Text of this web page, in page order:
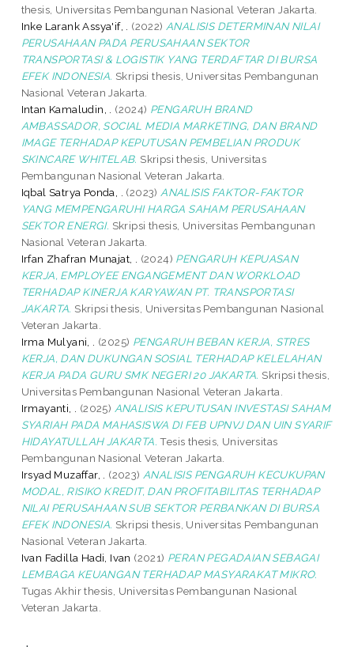
thesis, Universitas Pembangunan Nasional Veteran Jakarta.
Inke Larank Assya'if, .
(2022) ANALISIS DETERMINAN NILAI
PERUSAHAAN PADA PERUSAHAAN SEKTOR
TRANSPORTASI & LOGISTIK YANG TERDAFTAR DI BURSA
EFEK INDONESIA. Skripsi thesis, Universitas Pembangunan
Nasional Veteran Jakarta.
Intan Kamaludin, .
(2024) PENGARUH BRAND
AMBASSADOR, SOCIAL MEDIA MARKETING, DAN BRAND
IMAGE TERHADAP KEPUTUSAN PEMBELIAN PRODUK
SKINCARE WHITELAB. Skripsi thesis, Universitas
Pembangunan Nasional Veteran Jakarta.
Iqbal Satrya Ponda, .
(2023) ANALISIS FAKTOR-FAKTOR
YANG MEMPENGARUHI HARGA SAHAM PERUSAHAAN
SEKTOR ENERGI. Skripsi thesis, Universitas Pembangunan
Nasional Veteran Jakarta.
Irfan Zhafran Munajat, .
(2024) PENGARUH KEPUASAN
KERJA, EMPLOYEE ENGANGEMENT DAN WORKLOAD
TERHADAP KINERJA KARYAWAN PT. TRANSPORTASI
JAKARTA. Skripsi thesis, Universitas Pembangunan Nasional
Veteran Jakarta.
Irma Mulyani, .
(2025) PENGARUH BEBAN KERJA, STRES
KERJA, DAN DUKUNGAN SOSIAL TERHADAP KELELAHAN
KERJA PADA GURU SMK NEGERI 20 JAKARTA. Skripsi thesis,
Universitas Pembangunan Nasional Veteran Jakarta.
Irmayanti, .
(2025) ANALISIS KEPUTUSAN INVESTASI SAHAM
SYARIAH PADA MAHASISWA DI FEB UPNVJ DAN UIN SYARIF
HIDAYATULLAH JAKARTA. Tesis thesis, Universitas
Pembangunan Nasional Veteran Jakarta.
Irsyad Muzaffar, .
(2023) ANALISIS PENGARUH KECUKUPAN
MODAL, RISIKO KREDIT, DAN PROFITABILITAS TERHADAP
NILAI PERUSAHAAN SUB SEKTOR PERBANKAN DI BURSA
EFEK INDONESIA. Skripsi thesis, Universitas Pembangunan
Nasional Veteran Jakarta.
Ivan Fadilla Hadi, Ivan (2021) PERAN PEGADAIAN SEBAGAI
LEMBAGA KEUANGAN TERHADAP MASYARAKAT MIKRO.
Tugas Akhir thesis, Universitas Pembangunan Nasional
Veteran Jakarta.